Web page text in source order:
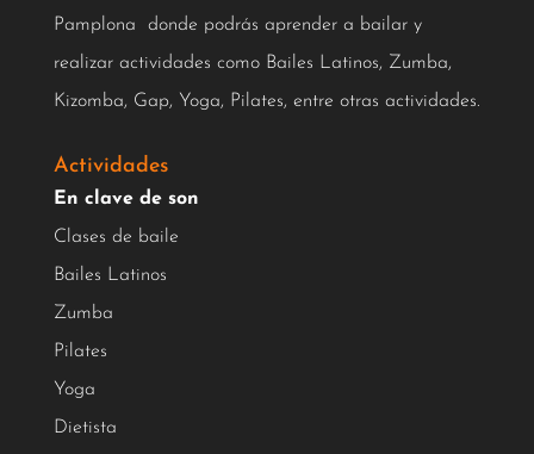
Pamplona donde podrás aprender a bailar y
realizar actividades como Bailes Latinos, Zumba,
Kizomba, Gap, Yoga, Pilates, entre otras actividades.
Actividades
En clave de son
Clases de baile
Bailes Latinos
Zumba
Pilates
Yoga
Dietista